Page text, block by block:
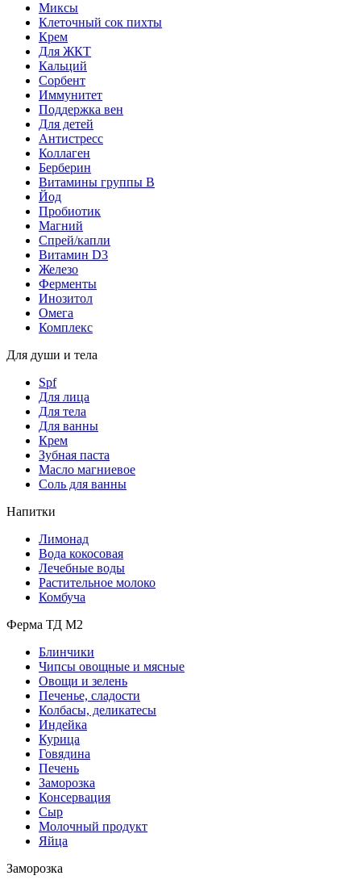
Миксы
Клеточный сок пихты
Крем
Для ЖКТ
Кальций
Сорбент
Иммунитет
Поддержка вен
Для детей
Антистресс
Коллаген
Берберин
Витамины группы B
Йод
Пробиотик
Магний
Спрей/капли
Витамин D3
Железо
Ферменты
Инозитол
Омега
Комплекс
Для души и тела
Spf
Для лица
Для тела
Для ванны
Крем
Зубная паста
Масло магниевое
Соль для ванны
Напитки
Лимонад
Вода кокосовая
Лечебные воды
Растительное молоко
Комбуча
Ферма ТД М2
Блинчики
Чипсы овощные и мясные
Овощи и зелень
Печенье, сладости
Колбасы, деликатесы
Индейка
Курица
Говядина
Печень
Заморозка
Консервация
Сыр
Молочный продукт
Яйца
Заморозка